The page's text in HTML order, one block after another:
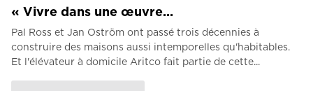
« Vivre dans une œuvre...
Pal Ross et Jan Oström ont passé trois décennies à
construire des maisons aussi intemporelles qu'habitables.
Et l'élévateur à domicile Aritco fait partie de cette...